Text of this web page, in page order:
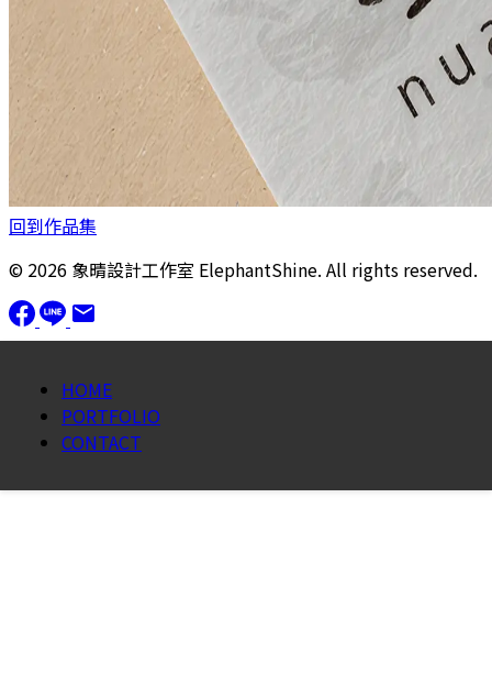
HOME
PORTFOLIO
CONTACT
回到作品集
© 2026 象晴設計工作室 ElephantShine. All rights reserved.